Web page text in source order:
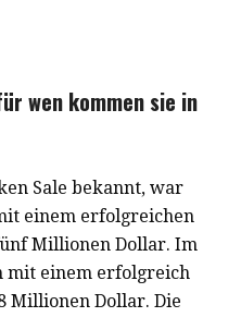
wen kommen sie in
Sale bekannt, war
einem erfolgreichen
Millionen Dollar. Im
mit einem erfolgreich
Millionen Dollar. Die